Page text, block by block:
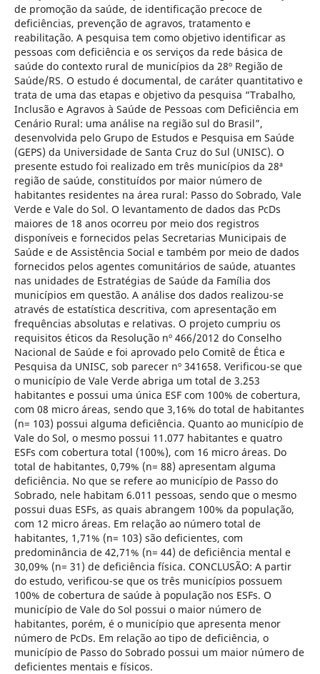
de promoção da saúde, de identificação precoce de
deficiências, prevenção de agravos, tratamento e
reabilitação. A pesquisa tem como objetivo identificar as
pessoas com deficiência e os serviços da rede básica de
saúde do contexto rural de municípios da 28º Região de
Saúde/RS. O estudo é documental, de caráter quantitativo e
trata de uma das etapas e objetivo da pesquisa “Trabalho,
Inclusão e Agravos à Saúde de Pessoas com Deficiência em
Cenário Rural: uma análise na região sul do Brasil”,
desenvolvida pelo Grupo de Estudos e Pesquisa em Saúde
(GEPS) da Universidade de Santa Cruz do Sul (UNISC). O
presente estudo foi realizado em três municípios da 28ª
região de saúde, constituídos por maior número de
habitantes residentes na área rural: Passo do Sobrado, Vale
Verde e Vale do Sol. O levantamento de dados das PcDs
maiores de 18 anos ocorreu por meio dos registros
disponíveis e fornecidos pelas Secretarias Municipais de
Saúde e de Assistência Social e também por meio de dados
fornecidos pelos agentes comunitários de saúde, atuantes
nas unidades de Estratégias de Saúde da Família dos
municípios em questão. A análise dos dados realizou-se
através de estatística descritiva, com apresentação em
frequências absolutas e relativas. O projeto cumpriu os
requisitos éticos da Resolução nº 466/2012 do Conselho
Nacional de Saúde e foi aprovado pelo Comitê de Ética e
Pesquisa da UNISC, sob parecer nº 341658. Verificou-se que
o município de Vale Verde abriga um total de 3.253
habitantes e possui uma única ESF com 100% de cobertura,
com 08 micro áreas, sendo que 3,16% do total de habitantes
(n= 103) possui alguma deficiência. Quanto ao município de
Vale do Sol, o mesmo possui 11.077 habitantes e quatro
ESFs com cobertura total (100%), com 16 micro áreas. Do
total de habitantes, 0,79% (n= 88) apresentam alguma
deficiência. No que se refere ao município de Passo do
Sobrado, nele habitam 6.011 pessoas, sendo que o mesmo
possui duas ESFs, as quais abrangem 100% da população,
com 12 micro áreas. Em relação ao número total de
habitantes, 1,71% (n= 103) são deficientes, com
predominância de 42,71% (n= 44) de deficiência mental e
30,09% (n= 31) de deficiência física. CONCLUSÃO: A partir
do estudo, verificou-se que os três municípios possuem
100% de cobertura de saúde à população nos ESFs. O
município de Vale do Sol possui o maior número de
habitantes, porém, é o município que apresenta menor
número de PcDs. Em relação ao tipo de deficiência, o
município de Passo do Sobrado possui um maior número de
deficientes mentais e físicos.